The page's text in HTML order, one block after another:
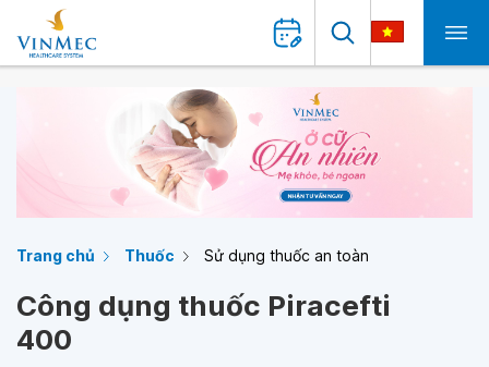
Trang chủ Thuốc Sử dụng thuốc an toàn
Công dụng thuốc Piracefti
400